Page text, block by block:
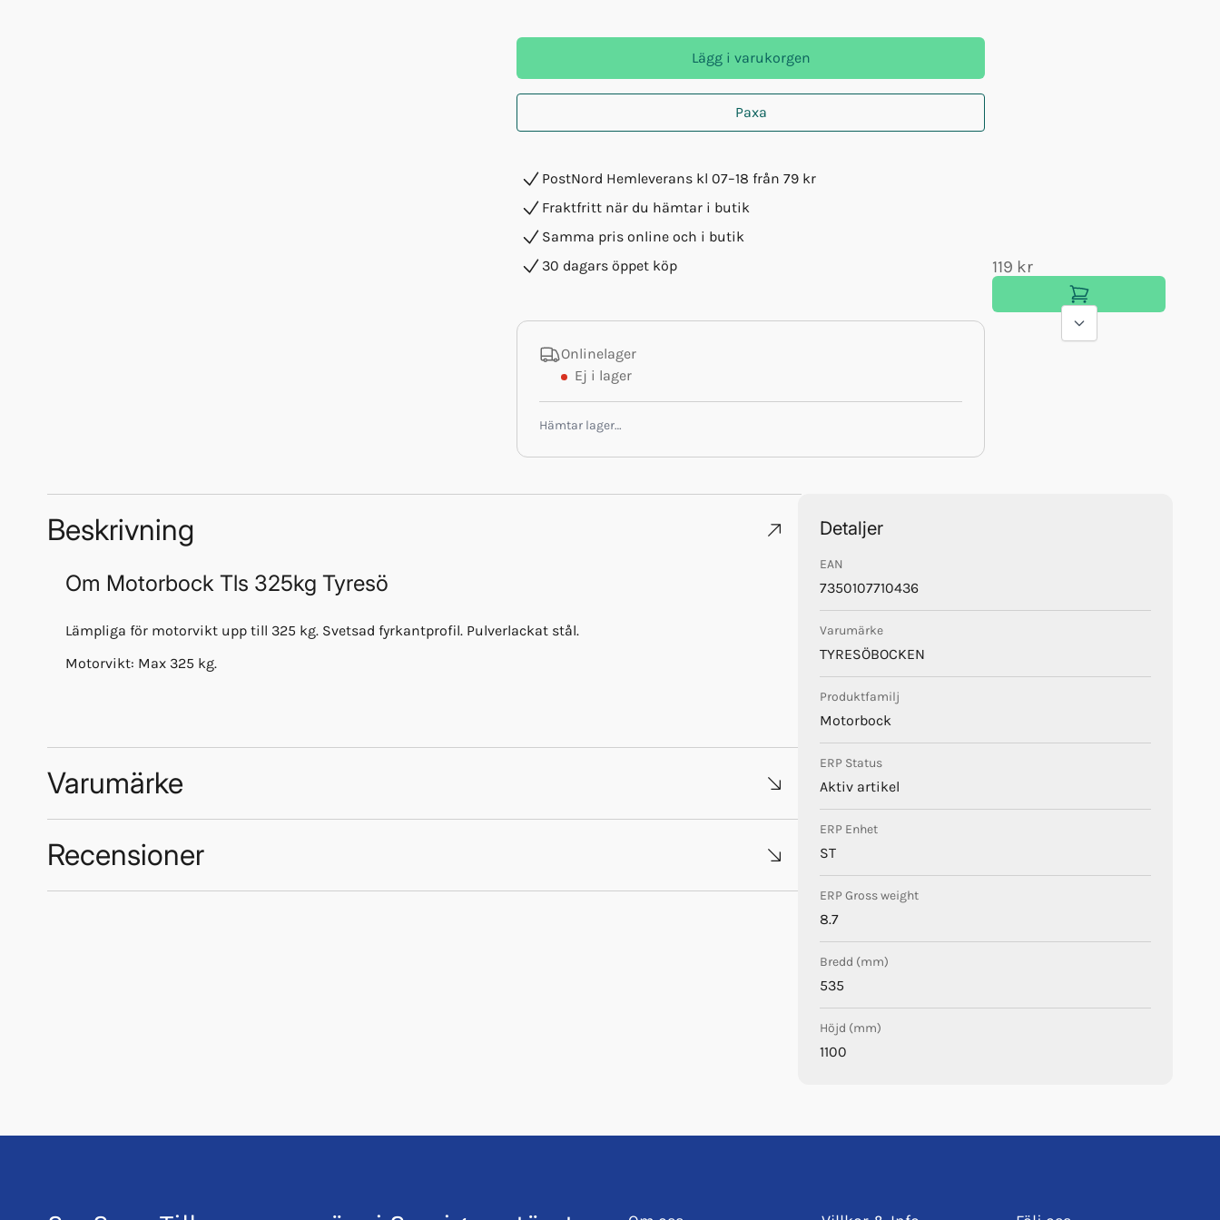
Lägg i varukorgen
Paxa
PostNord Hemleverans kl 07–18 från 79 kr
Fraktfritt när du hämtar i butik
Samma pris online och i butik
30 dagars öppet köp
Onlinelager
Ej i lager
Hämtar lager…
119 kr
Beskrivning
Om Motorbock Tls 325kg Tyresö
Lämpliga för motorvikt upp till 325 kg. Svetsad fyrkantprofil. Pulverlackat stål.
Motorvikt: Max 325 kg.
Varumärke
Recensioner
Detaljer
EAN
7350107710436
Varumärke
TYRESÖBOCKEN
Produktfamilj
Motorbock
ERP Status
Aktiv artikel
ERP Enhet
ST
ERP Gross weight
8.7
Bredd (mm)
535
Höjd (mm)
1100